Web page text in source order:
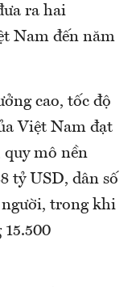
ra hai
Nam đến năm
cao, tốc độ
Việt Nam đạt
mô nền
tỷ USD, dân số
người, trong khi